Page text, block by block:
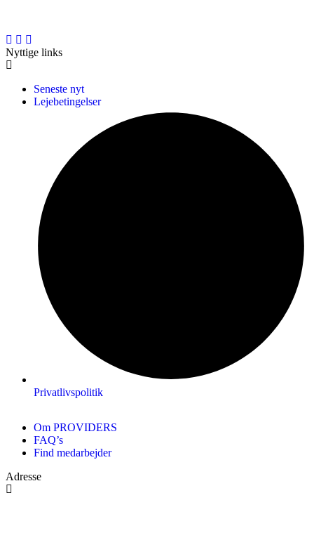
Nyttige links
Seneste nyt
Lejebetingelser
Privatlivspolitik
Om PROVIDERS
FAQ’s
Find medarbejder
Adresse